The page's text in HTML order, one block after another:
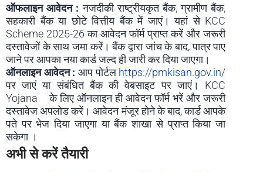
ऑफलाइन आवेदन : नजदीकी राष्ट्रीयकृत बैंक, ग्रामीण बैंक,
सहकारी बैंक या छोटे वित्तीय बैंक में जाएं। यहां से KCC
Scheme 2025-26 का आवेदन फॉर्म प्राप्त करें और जरूरी
दस्तावेजों के साथ जमा करें। बैंक द्वारा जांच के बाद, पात्र पाए
जाने पर आपका नया कार्ड जल्द ही जारी कर दिया जाएगा।
ऑनलाइन आवेदन : आप पोर्टल https://pmkisan.gov.in/
पर जाएं या संबंधित बैंक की वेबसाइट पर जाएं। KCC
Yojana के लिए ऑनलाइन ही आवेदन फॉर्म भरें और जरूरी
दस्तावेज अपलोड करें। आवेदन मंजूर होने के बाद, कार्ड आपके
पते पर भेज दिया जाएगा या बैंक शाखा से प्राप्त किया जा
सकेगा ।
अभी से करें तैयारी